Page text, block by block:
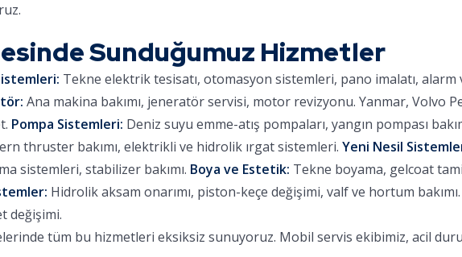
Sunduğumuz Hizmetler
Tekne elektrik tesisatı, otomasyon sistemleri, pano imalatı,
Ana makina bakımı, jeneratör servisi, motor revizyonu. Yanmar, Volvo
Pompa Sistemleri: Deniz suyu emme-atış pompaları, yangın pompası
thruster bakımı, elektrikli ve hidrolik ırgat sistemleri. Yeni Nesil
sistemleri, stabilizer bakımı. Boya ve Estetik: Tekne boyama, gelcoat
Hidrolik aksam onarımı, piston-keçe değişimi, valf ve hortum bakımı.
değişimi.
tüm bu hizmetleri eksiksiz sunuyoruz. Mobil servis ekibimiz, acil